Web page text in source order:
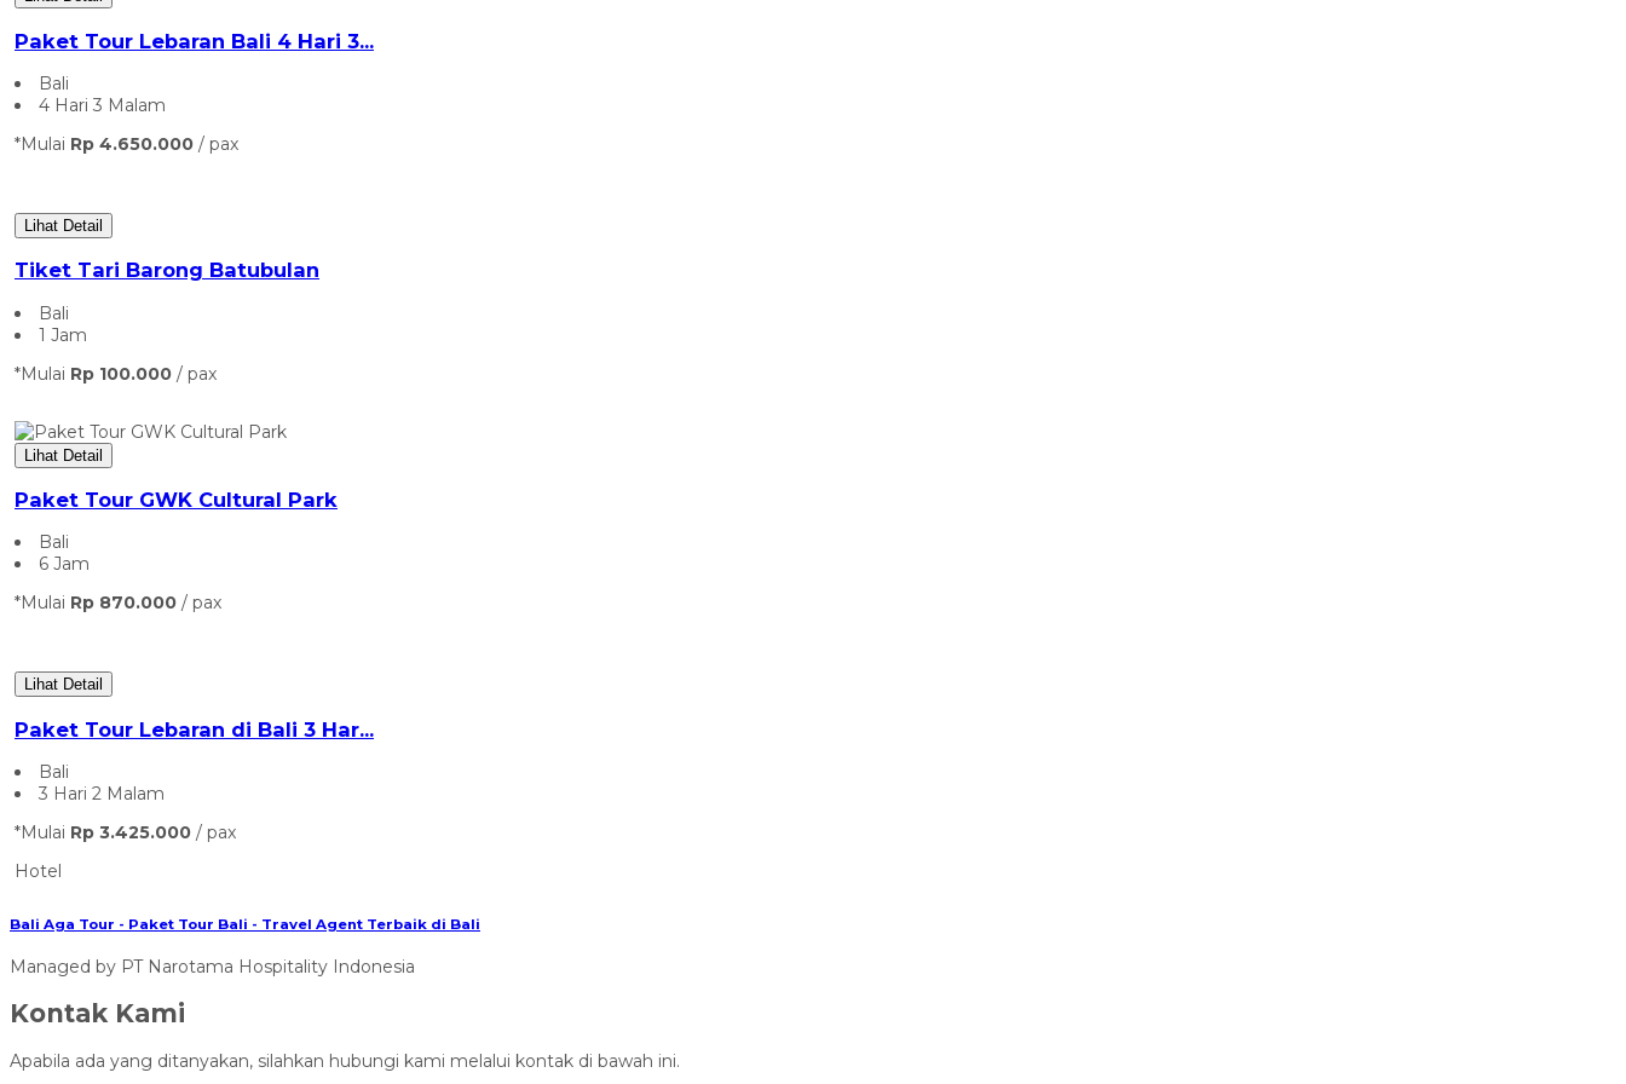
Paket Tour Lebaran Bali 4 Hari 3...
Bali
4 Hari 3 Malam
*Mulai Rp 4.650.000 / pax
Lihat Detail
Tiket Tari Barong Batubulan
Bali
1 Jam
*Mulai Rp 100.000 / pax
Lihat Detail
Paket Tour GWK Cultural Park
Bali
6 Jam
*Mulai Rp 870.000 / pax
Lihat Detail
Paket Tour Lebaran di Bali 3 Har...
Bali
3 Hari 2 Malam
*Mulai Rp 3.425.000 / pax
Hotel
Bali Aga Tour - Paket Tour Bali - Travel Agent Terbaik di Bali
Managed by PT Narotama Hospitality Indonesia
Kontak Kami
Apabila ada yang ditanyakan, silahkan hubungi kami melalui kontak di bawah ini.